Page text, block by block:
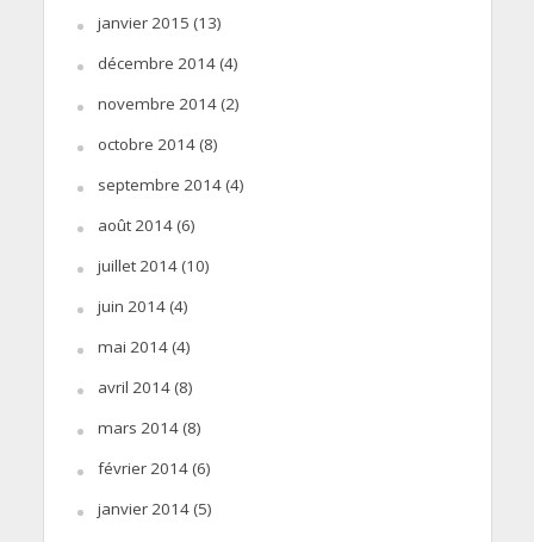
janvier 2015 (13)
décembre 2014(4)
novembre 2014(2)
octobre 2014(8)
septembre 2014(4)
août 2014(6)
juillet 2014(10)
juin 2014(4)
mai 2014(4)
avril 2014(8)
mars 2014(8)
février 2014(6)
janvier 2014(5)